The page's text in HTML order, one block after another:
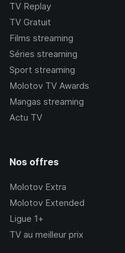
TV Replay
TV Gratuit
Films streaming
Séries streaming
Sport streaming
Molotov TV Awards
Mangas streaming
Actu TV
Nos offres
Molotov Extra
Molotov Extended
Ligue 1+
TV au meilleur prix